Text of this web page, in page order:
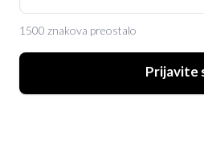
1500 znakova preostalo
Prijavite